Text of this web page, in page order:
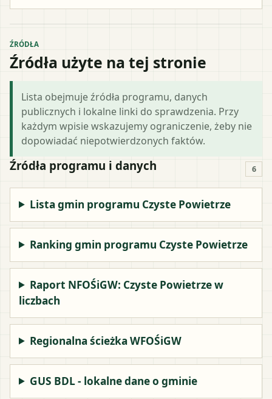
ŹRÓDŁA
Źródła użyte na tej stronie
Lista obejmuje źródła programu, danych
publicznych i lokalne linki do sprawdzenia. Przy
każdym wpisie wskazujemy ograniczenie, żeby nie
dopowiadać niepotwierdzonych faktów.
Źródła programu i danych 6
Lista gmin programu Czyste Powietrze
Ranking gmin programu Czyste Powietrze
Raport NFOŚiGW: Czyste Powietrze w
liczbach
Regionalna ścieżka WFOŚiGW
GUS BDL - lokalne dane o gminie